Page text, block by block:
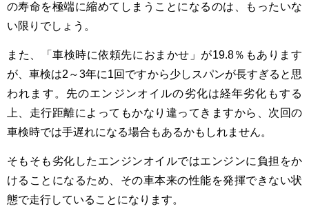
の寿命を極端に縮めてしまうことになるのは、もったいな
い限りでしょう。
また、「車検時に依頼先におまかせ」が19.8％もあります
が、車検は2～3年に1回ですから少しスパンが長すぎると思
われます。先のエンジンオイルの劣化は経年劣化もする
上、走行距離によってもかなり違ってきますから、次回の
車検時では手遅れになる場合もあるかもしれません。
そもそも劣化したエンジンオイルではエンジンに負担をか
けることになるため、その車本来の性能を発揮できない状
態で走行していることになります。